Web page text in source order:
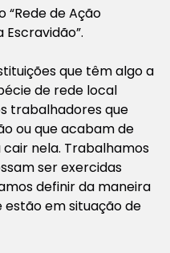
de Ação
que têm algo a
de rede local
trabalhadores que
ou que acabam de
nela. Trabalhamos
ser exercidas
definir da maneira
estão em situação de